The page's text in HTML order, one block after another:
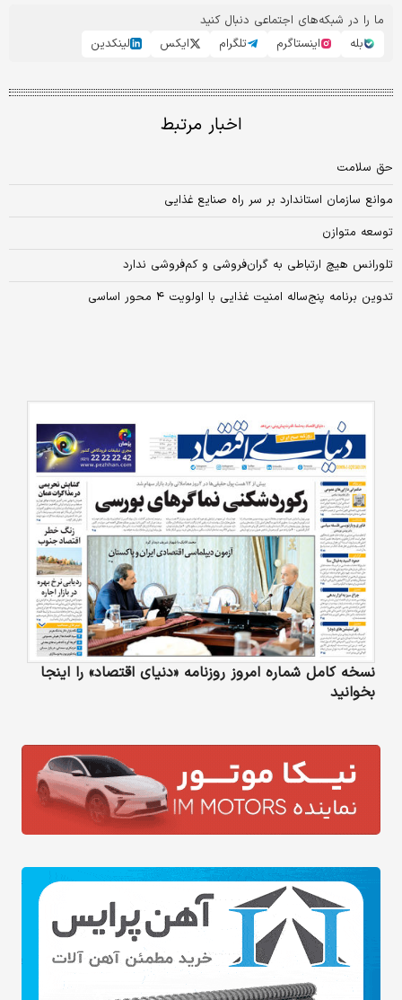
ما را در شبکه‌های اجتماعی دنبال کنید
بله
اینستاگرم تلگرام ایکس لینکدین
اخبار مرتبط
حق سلامت
موانع سازمان استاندارد بر سر راه صنایع غذایی
توسعه متوازن
تلورانس هیچ ارتباطی به گران‌فروشی و کم‌فروشی ندارد
تدوین برنامه پنج‌ساله امنیت غذایی با اولویت ۴ محور اساسی
نسخه کامل شماره امروز روزنامه «دنیای‌ اقتصاد» را اینجا
بخوانید